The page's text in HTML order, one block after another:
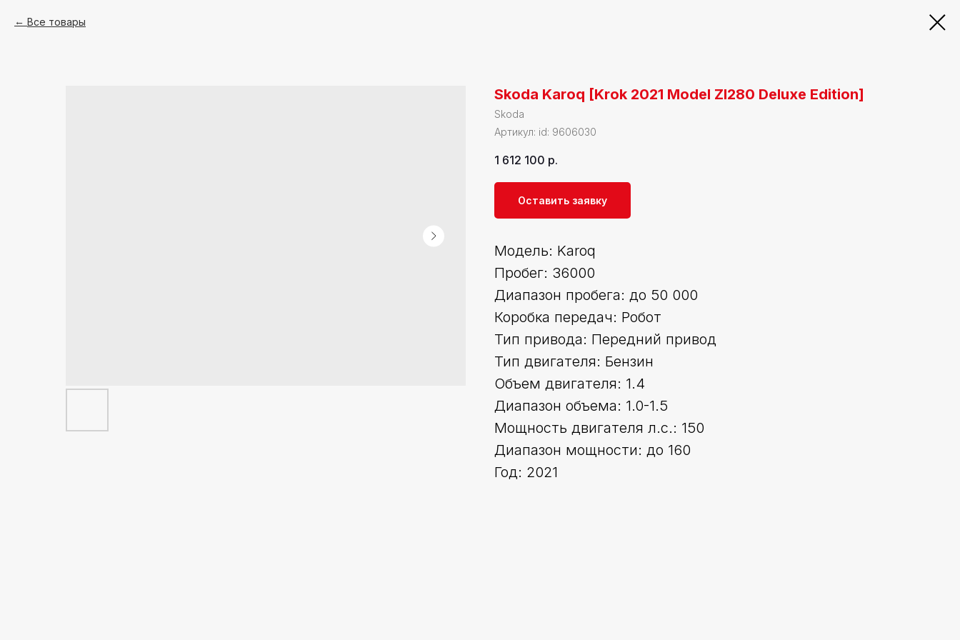
Все товары
Skoda Karoq [Krok 2021 Model ZI280 Deluxe Edition]
Skoda
Артикул: id: 9606030
1 612 100 р.
Оставить заявку
Модель: Karoq
Пробег: 36000
Диапазон пробега: до 50 000
Коробка передач: Робот
Тип привода: Передний привод
Тип двигателя: Бензин
Объем двигателя: 1.4
Диапазон объема: 1.0-1.5
Мощность двигателя л.с.: 150
Диапазон мощности: до 160
Год: 2021